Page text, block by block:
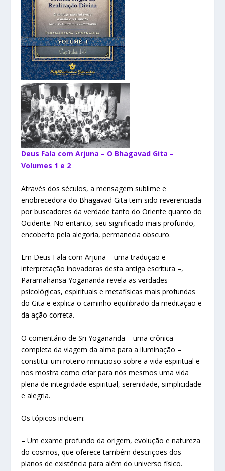
Deus Fala com Arjuna – O Bhagavad Gita –
Volumes 1 e 2
Através dos séculos, a mensagem sublime e
enobrecedora do Bhagavad Gita tem sido reverenciada
por buscadores da verdade tanto do Oriente quanto do
Ocidente. No entanto, seu significado mais profundo,
encoberto pela alegoria, permanecia obscuro.
Em Deus Fala com Arjuna – uma tradução e
interpretação inovadoras desta antiga escritura –,
Paramahansa Yogananda revela as verdades
psicológicas, espirituais e metafísicas mais profundas
do Gita e explica o caminho equilibrado da meditação e
da ação correta.
O comentário de Sri Yogananda – uma crônica
completa da viagem da alma para a iluminação –
constitui um roteiro minucioso sobre a vida espiritual e
nos mostra como criar para nós mesmos uma vida
plena de integridade espiritual, serenidade, simplicidade
e alegria.
Os tópicos incluem:
– Um exame profundo da origem, evolução e natureza
do cosmos, que oferece também descrições dos
planos de existência para além do universo físico.